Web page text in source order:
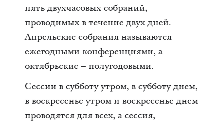
пять двухчасовых собраний,
проводимых в течение двух дней.
Апрельские собрания называются
ежегодными конференциями, а
октябрьские – полугодовыми.
Сессии в субботу утром, в субботу днем,
в воскресенье утром и воскресенье днем
проводятся для всех, а сессия,